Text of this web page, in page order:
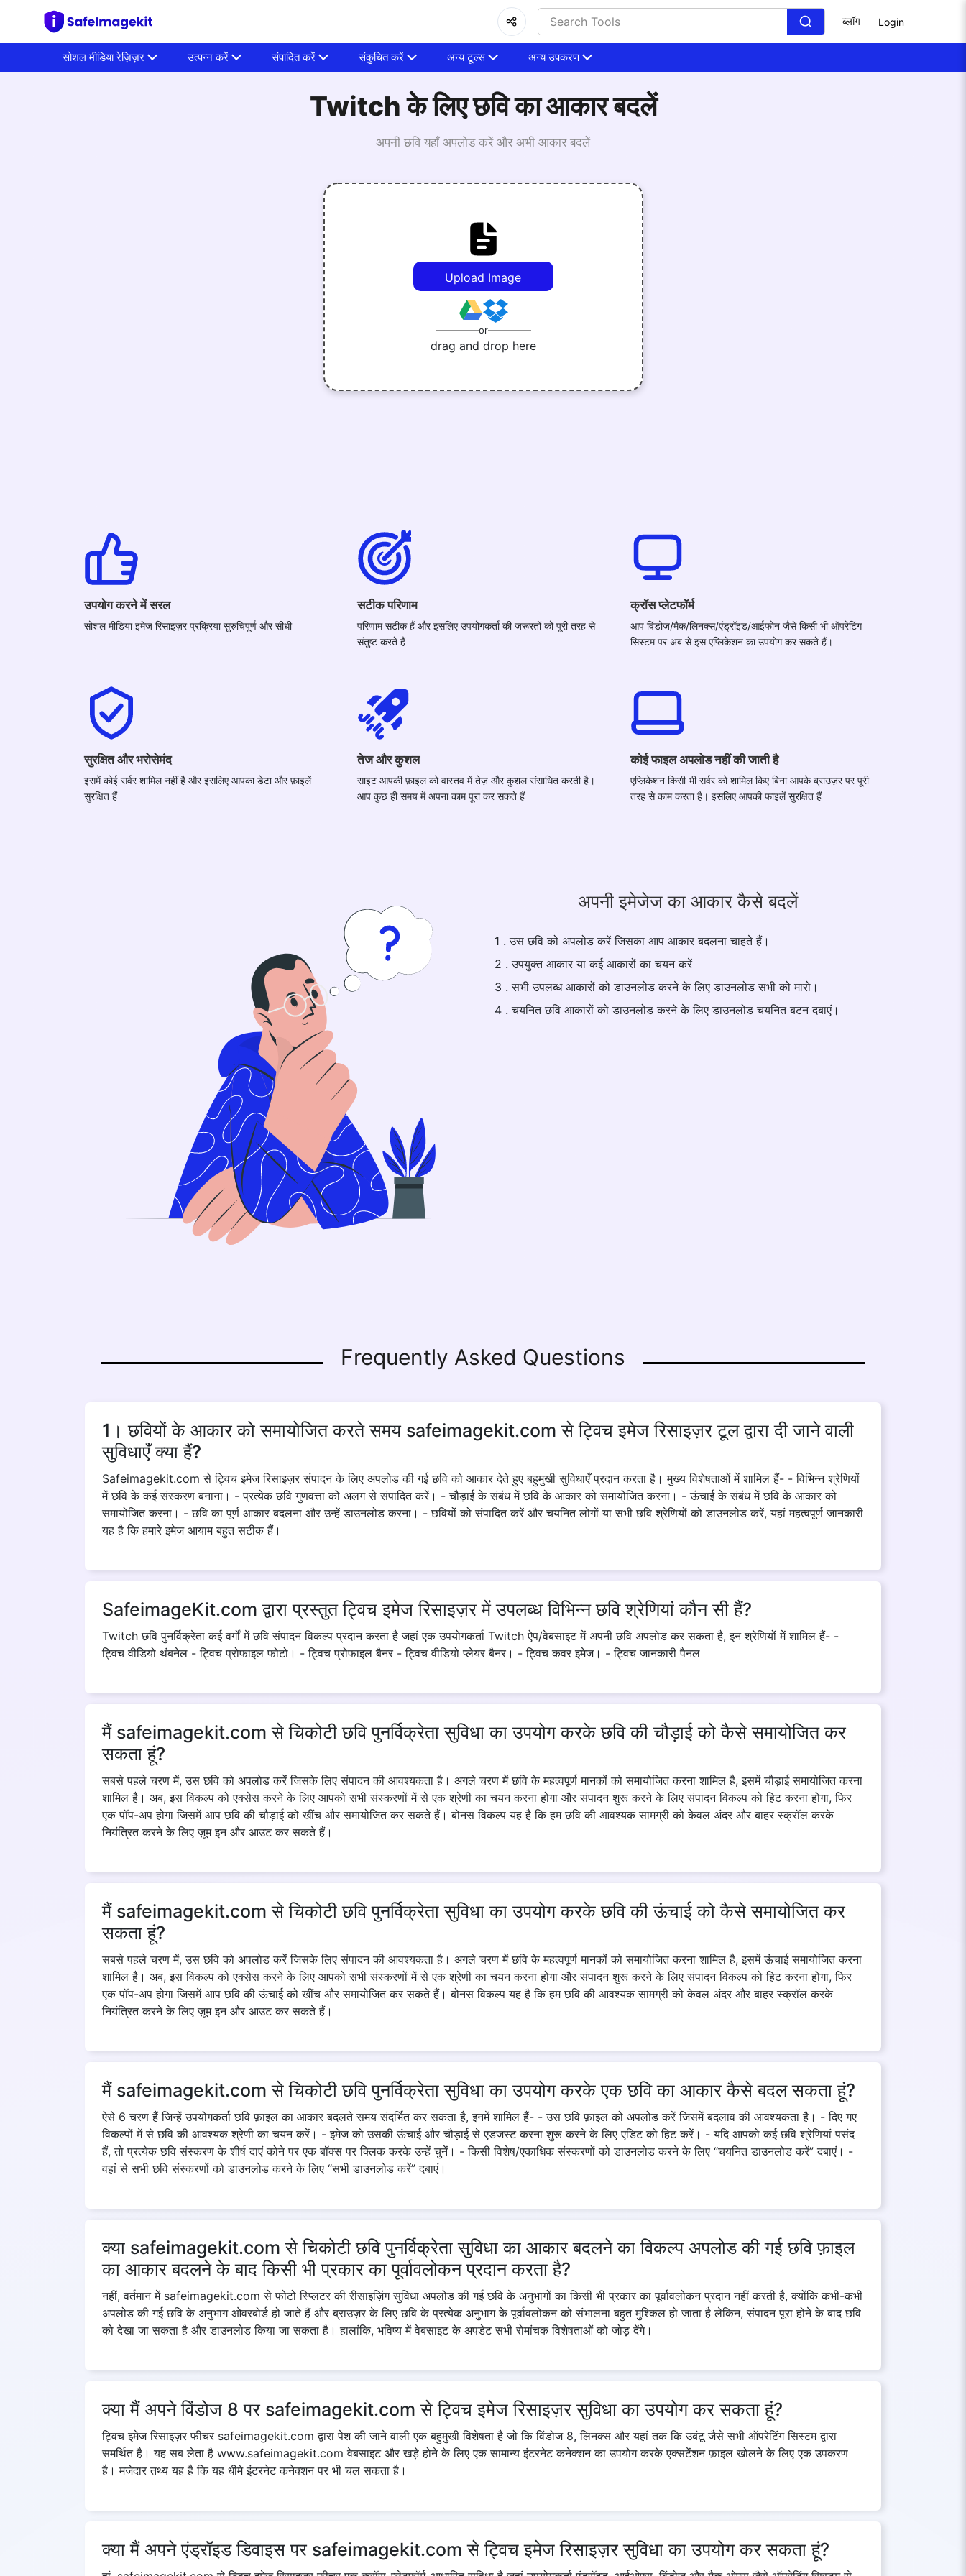
ब्लॉग Login
सोशल मीडिया रेज़िज़र उत्पन्न करें संपादित करें संकुचित करें अन्य टूल्स अन्य उपकरण
Twitch के लिए छवि का आकार बदलें
अपनी छवि यहाँ अपलोड करें और अभी आकार बदलें
Upload Image
or
drag and drop here
उपयोग करने में सरल
सोशल मीडिया इमेज रिसाइज़र प्रक्रिया सुरुचिपूर्ण और सीधी
सटीक परिणाम
परिणाम सटीक हैं और इसलिए उपयोगकर्ता की जरूरतों को पूरी तरह से
संतुष्ट करते हैं
क्रॉस प्लेटफॉर्म
आप विंडोज/मैक/लिनक्स/एंड्रॉइड/आईफोन जैसे किसी भी ऑपरेटिंग
सिस्टम पर अब से इस एप्लिकेशन का उपयोग कर सकते हैं।
सुरक्षित और भरोसेमंद
इसमें कोई सर्वर शामिल नहीं है और इसलिए आपका डेटा और फ़ाइलें
सुरक्षित हैं
तेज और कुशल
साइट आपकी फ़ाइल को वास्तव में तेज़ और कुशल संसाधित करती है।
आप कुछ ही समय में अपना काम पूरा कर सकते हैं
कोई फाइल अपलोड नहीं की जाती है
एप्लिकेशन किसी भी सर्वर को शामिल किए बिना आपके ब्राउज़र पर पूरी
तरह से काम करता है। इसलिए आपकी फाइलें सुरक्षित हैं
अपनी इमेजेज का आकार कैसे बदलें
1 . उस छवि को अपलोड करें जिसका आप आकार बदलना चाहते हैं।
2 . उपयुक्त आकार या कई आकारों का चयन करें
3 . सभी उपलब्ध आकारों को डाउनलोड करने के लिए डाउनलोड सभी को मारो।
4 . चयनित छवि आकारों को डाउनलोड करने के लिए डाउनलोड चयनित बटन दबाएं।
Frequently Asked Questions
1। छवियों के आकार को समायोजित करते समय safeimagekit.com से ट्विच इमेज रिसाइज़र टूल द्वारा दी जाने वाली
सुविधाएँ क्या हैं?
Safeimagekit.com से ट्विच इमेज रिसाइज़र संपादन के लिए अपलोड की गई छवि को आकार देते हुए बहुमुखी सुविधाएँ प्रदान करता है। मुख्य विशेषताओं में शामिल हैं- - विभिन्न श्रेणियों
में छवि के कई संस्करण बनाना। - प्रत्येक छवि गुणवत्ता को अलग से संपादित करें। - चौड़ाई के संबंध में छवि के आकार को समायोजित करना। - ऊंचाई के संबंध में छवि के आकार को
समायोजित करना। - छवि का पूर्ण आकार बदलना और उन्हें डाउनलोड करना। - छवियों को संपादित करें और चयनित लोगों या सभी छवि श्रेणियों को डाउनलोड करें, यहां महत्वपूर्ण जानकारी
यह है कि हमारे इमेज आयाम बहुत सटीक हैं।
SafeimageKit.com द्वारा प्रस्तुत ट्विच इमेज रिसाइज़र में उपलब्ध विभिन्न छवि श्रेणियां कौन सी हैं?
Twitch छवि पुनर्विक्रेता कई वर्गों में छवि संपादन विकल्प प्रदान करता है जहां एक उपयोगकर्ता Twitch ऐप/वेबसाइट में अपनी छवि अपलोड कर सकता है, इन श्रेणियों में शामिल हैं- -
ट्विच वीडियो थंबनेल - ट्विच प्रोफाइल फोटो। - ट्विच प्रोफाइल बैनर - ट्विच वीडियो प्लेयर बैनर। - ट्विच कवर इमेज। - ट्विच जानकारी पैनल
मैं safeimagekit.com से चिकोटी छवि पुनर्विक्रेता सुविधा का उपयोग करके छवि की चौड़ाई को कैसे समायोजित कर
सकता हूं?
सबसे पहले चरण में, उस छवि को अपलोड करें जिसके लिए संपादन की आवश्यकता है। अगले चरण में छवि के महत्वपूर्ण मानकों को समायोजित करना शामिल है, इसमें चौड़ाई समायोजित करना
शामिल है। अब, इस विकल्प को एक्सेस करने के लिए आपको सभी संस्करणों में से एक श्रेणी का चयन करना होगा और संपादन शुरू करने के लिए संपादन विकल्प को हिट करना होगा, फिर
एक पॉप-अप होगा जिसमें आप छवि की चौड़ाई को खींच और समायोजित कर सकते हैं। बोनस विकल्प यह है कि हम छवि की आवश्यक सामग्री को केवल अंदर और बाहर स्क्रॉल करके
नियंत्रित करने के लिए ज़ूम इन और आउट कर सकते हैं।
मैं safeimagekit.com से चिकोटी छवि पुनर्विक्रेता सुविधा का उपयोग करके छवि की ऊंचाई को कैसे समायोजित कर
सकता हूं?
सबसे पहले चरण में, उस छवि को अपलोड करें जिसके लिए संपादन की आवश्यकता है। अगले चरण में छवि के महत्वपूर्ण मानकों को समायोजित करना शामिल है, इसमें ऊंचाई समायोजित करना
शामिल है। अब, इस विकल्प को एक्सेस करने के लिए आपको सभी संस्करणों में से एक श्रेणी का चयन करना होगा और संपादन शुरू करने के लिए संपादन विकल्प को हिट करना होगा, फिर
एक पॉप-अप होगा जिसमें आप छवि की ऊंचाई को खींच और समायोजित कर सकते हैं। बोनस विकल्प यह है कि हम छवि की आवश्यक सामग्री को केवल अंदर और बाहर स्क्रॉल करके
नियंत्रित करने के लिए ज़ूम इन और आउट कर सकते हैं।
मैं safeimagekit.com से चिकोटी छवि पुनर्विक्रेता सुविधा का उपयोग करके एक छवि का आकार कैसे बदल सकता हूं?
ऐसे 6 चरण हैं जिन्हें उपयोगकर्ता छवि फ़ाइल का आकार बदलते समय संदर्भित कर सकता है, इनमें शामिल हैं- - उस छवि फ़ाइल को अपलोड करें जिसमें बदलाव की आवश्यकता है। - दिए गए
विकल्पों में से छवि की आवश्यक श्रेणी का चयन करें। - इमेज को उसकी ऊंचाई और चौड़ाई से एडजस्ट करना शुरू करने के लिए एडिट को हिट करें। - यदि आपको कई छवि श्रेणियां पसंद
हैं, तो प्रत्येक छवि संस्करण के शीर्ष दाएं कोने पर एक बॉक्स पर क्लिक करके उन्हें चुनें। - किसी विशेष/एकाधिक संस्करणों को डाउनलोड करने के लिए “चयनित डाउनलोड करें” दबाएं। -
वहां से सभी छवि संस्करणों को डाउनलोड करने के लिए “सभी डाउनलोड करें” दबाएं।
क्या safeimagekit.com से चिकोटी छवि पुनर्विक्रेता सुविधा का आकार बदलने का विकल्प अपलोड की गई छवि फ़ाइल
का आकार बदलने के बाद किसी भी प्रकार का पूर्वावलोकन प्रदान करता है?
नहीं, वर्तमान में safeimagekit.com से फोटो स्प्लिटर की रीसाइज़िंग सुविधा अपलोड की गई छवि के अनुभागों का किसी भी प्रकार का पूर्वावलोकन प्रदान नहीं करती है, क्योंकि कभी-कभी
अपलोड की गई छवि के अनुभाग ओवरबोर्ड हो जाते हैं और ब्राउज़र के लिए छवि के प्रत्येक अनुभाग के पूर्वावलोकन को संभालना बहुत मुश्किल हो जाता है लेकिन, संपादन पूरा होने के बाद छवि
को देखा जा सकता है और डाउनलोड किया जा सकता है। हालांकि, भविष्य में वेबसाइट के अपडेट सभी रोमांचक विशेषताओं को जोड़ देंगे।
क्या मैं अपने विंडोज 8 पर safeimagekit.com से ट्विच इमेज रिसाइज़र सुविधा का उपयोग कर सकता हूं?
ट्विच इमेज रिसाइज़र फीचर safeimagekit.com द्वारा पेश की जाने वाली एक बहुमुखी विशेषता है जो कि विंडोज 8, लिनक्स और यहां तक कि उबंटू जैसे सभी ऑपरेटिंग सिस्टम द्वारा
समर्थित है। यह सब लेता है www.safeimagekit.com वेबसाइट और खड़े होने के लिए एक सामान्य इंटरनेट कनेक्शन का उपयोग करके एक्सटेंशन फ़ाइल खोलने के लिए एक उपकरण
है। मजेदार तथ्य यह है कि यह धीमे इंटरनेट कनेक्शन पर भी चल सकता है।
क्या मैं अपने एंड्रॉइड डिवाइस पर safeimagekit.com से ट्विच इमेज रिसाइज़र सुविधा का उपयोग कर सकता हूं?